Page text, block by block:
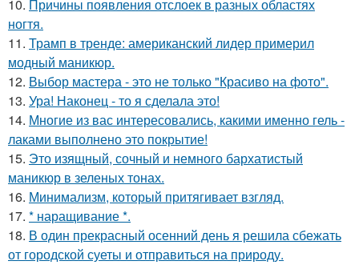
10. Причины появления отслоек в разных областях
ногтя.
11. Трамп в тренде: американский лидер примерил
модный маникюр.
12. Выбор мастера - это не только "Красиво на фото".
13. Ура! Наконец - то я сделала это!
14. Многие из вас интересовались, какими именно гель -
лаками выполнено это покрытие!
15. Это изящный, сочный и немного бархатистый
маникюр в зеленых тонах.
16. Минимализм, который притягивает взгляд.
17. * наращивание *.
18. В один прекрасный осенний день я решила сбежать
от городской суеты и отправиться на природу.